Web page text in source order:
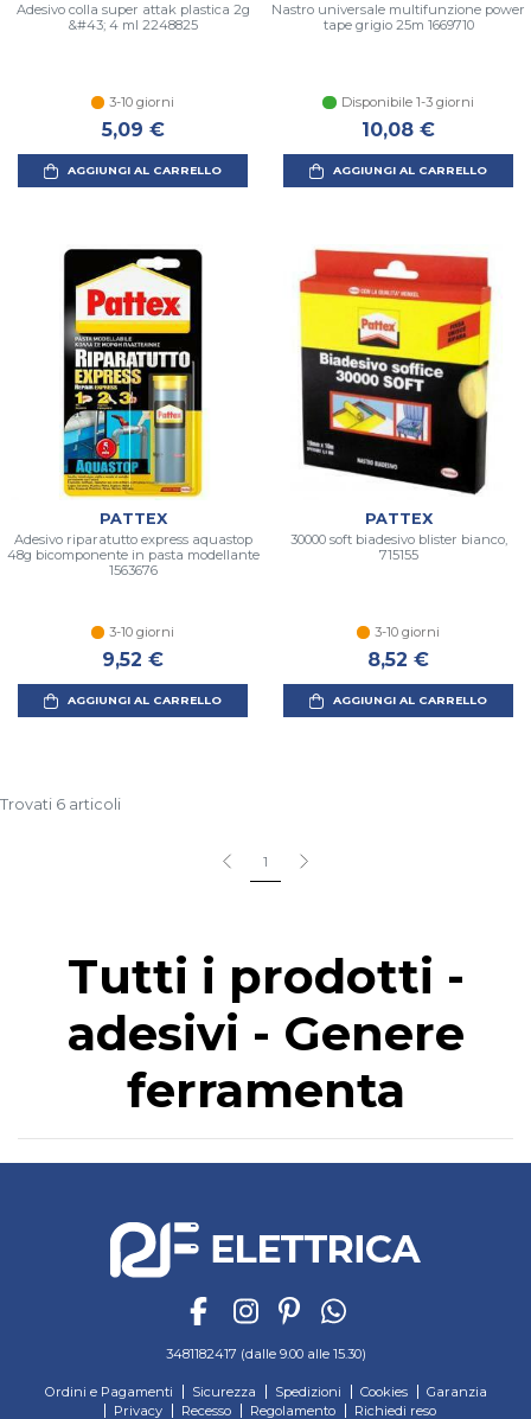
Adesivo colla super attak plastica 2g
&#43; 4 ml 2248825
3-10 giorni
5,09 €
AGGIUNGI AL CARRELLO
Nastro universale multifunzione power
tape grigio 25m 1669710
Disponibile 1-3 giorni
10,08 €
AGGIUNGI AL CARRELLO
PATTEX
Adesivo riparatutto express aquastop
48g bicomponente in pasta modellante
1563676
3-10 giorni
9,52 €
AGGIUNGI AL CARRELLO
PATTEX
30000 soft biadesivo blister bianco,
715155
3-10 giorni
8,52 €
AGGIUNGI AL CARRELLO
Trovati 6 articoli
1
Tutti i prodotti -
adesivi - Genere
ferramenta
3481182417 (dalle 9.00 alle 15.30)
Ordini e Pagamenti Sicurezza Spedizioni Cookies
Garanzia
Privacy
Recesso Regolamento Richiedi reso